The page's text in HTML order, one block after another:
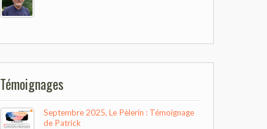
Témoignages
Septembre 2025, Le Pèlerin : Témoignage
de Patrick